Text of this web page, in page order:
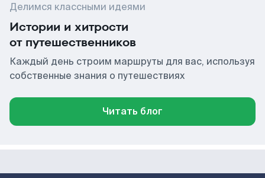
Делимся классными идеями
Истории и хитрости
от путешественников
Каждый день строим маршруты для вас, используя
собственные знания о путешествиях
Читать блог